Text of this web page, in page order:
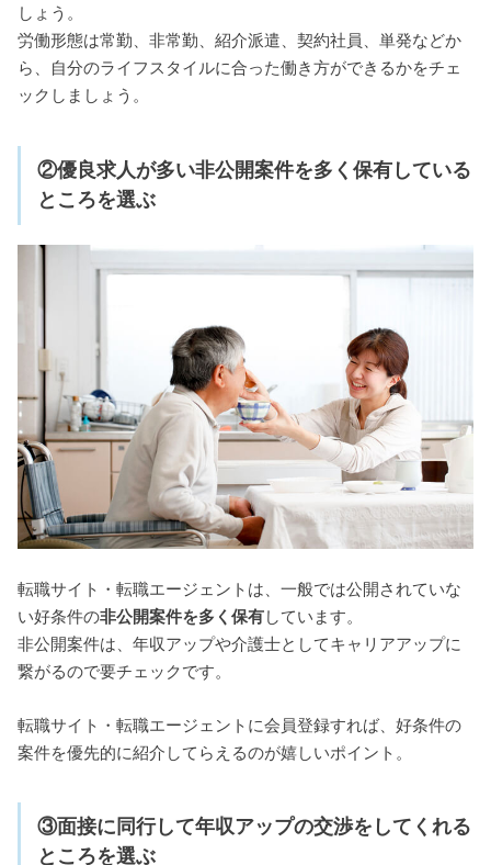
しょう。
労働形態は常勤、非常勤、紹介派遣、契約社員、単発などか
ら、自分のライフスタイルに合った働き方ができるかをチェ
ックしましょう。
②優良求人が多い非公開案件を多く保有している
ところを選ぶ
転職サイト・転職エージェントは、一般では公開されていな
い好条件の非公開案件を多く保有しています。
非公開案件は、年収アップや介護士としてキャリアアップに
繋がるので要チェックです。
転職サイト・転職エージェントに会員登録すれば、好条件の
案件を優先的に紹介してらえるのが嬉しいポイント。
③面接に同行して年収アップの交渉をしてくれる
ところを選ぶ